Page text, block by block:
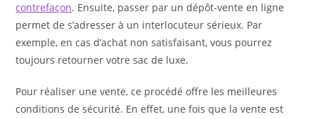
contrefaçon. Ensuite, passer par un dépôt-vente en ligne
permet de s’adresser à un interlocuteur sérieux. Par
exemple, en cas d’achat non satisfaisant, vous pourrez
toujours retourner votre sac de luxe.
Pour réaliser une vente, ce procédé offre les meilleures
conditions de sécurité. En effet, une fois que la vente est